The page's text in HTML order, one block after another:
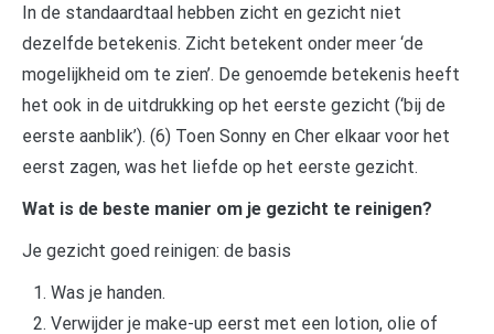
In de standaardtaal hebben zicht en gezicht niet
dezelfde betekenis. Zicht betekent onder meer ‘de
mogelijkheid om te zien’. De genoemde betekenis heeft
het ook in de uitdrukking op het eerste gezicht (‘bij de
eerste aanblik’). (6) Toen Sonny en Cher elkaar voor het
eerst zagen, was het liefde op het eerste gezicht.
Wat is de beste manier om je gezicht te reinigen?
Je gezicht goed reinigen: de basis
Was je handen.
Verwijder je make-up eerst met een lotion, olie of